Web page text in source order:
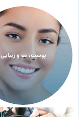
پوست، مو و زیبایی